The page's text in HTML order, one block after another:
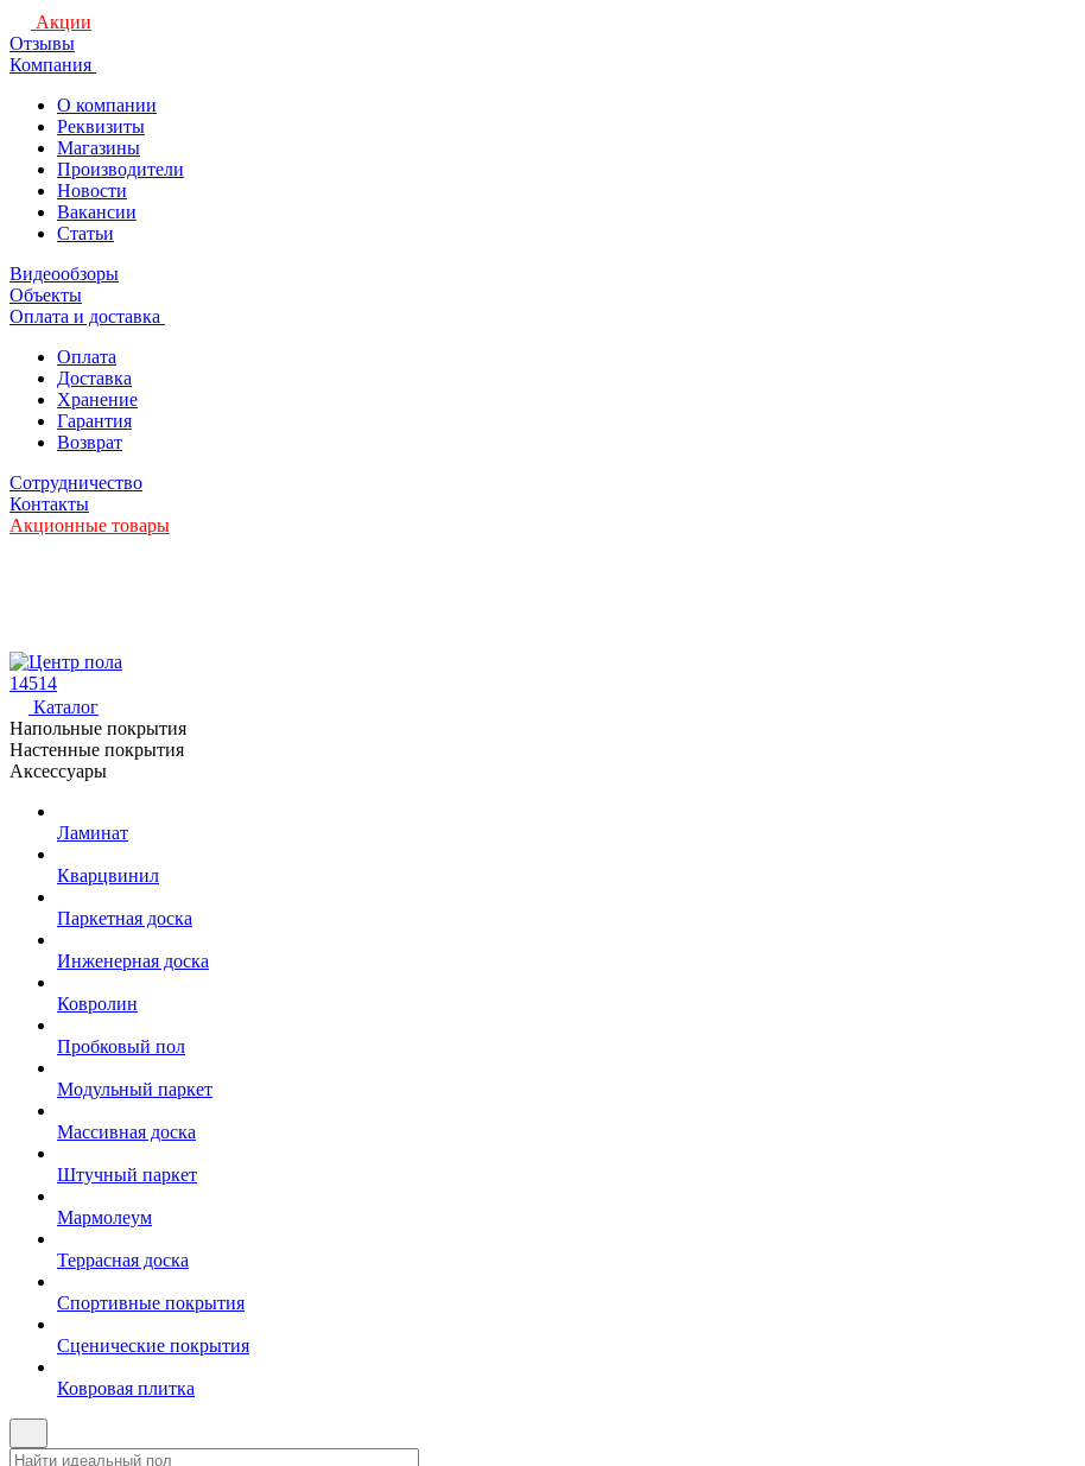
Акции
Отзывы
Компания
О компании
Реквизиты
Магазины
Производители
Новости
Вакансии
Статьи
Видеообзоры
Объекты
Оплата и доставка
Оплата
Доставка
Хранение
Гарантия
Возврат
Сотрудничество
Контакты
Акционные товары
14514
Каталог
Напольные покрытия
Настенные покрытия
Аксессуары
Ламинат
Кварцвинил
Паркетная доска
Инженерная доска
Ковролин
Пробковый пол
Модульный паркет
Массивная доска
Штучный паркет
Мармолеум
Террасная доска
Спортивные покрытия
Сценические покрытия
Ковровая плитка